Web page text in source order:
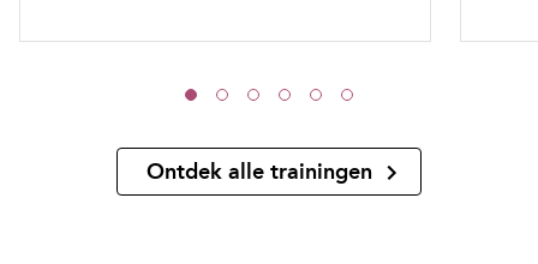
Ontdek alle trainingen